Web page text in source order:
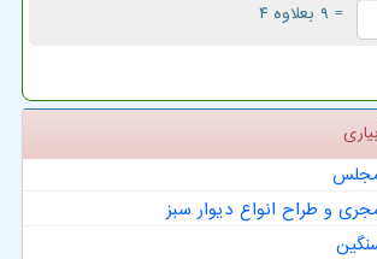
= ۹ بعلاوه ۴
مجلس
و طراح انواع دیوار سبز